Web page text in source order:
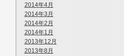
2014年4月
2014年3月
2014年2月
2014年1月
2013年12月
2013年8月